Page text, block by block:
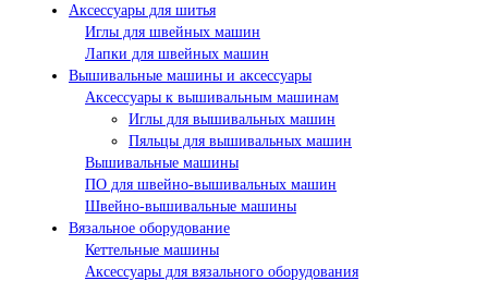
Аксессуары для шитья
Иглы для швейных машин
Лапки для швейных машин
Вышивальные машины и аксессуары
Аксессуары к вышивальным машинам
Иглы для вышивальных машин
Пяльцы для вышивальных машин
Вышивальные машины
ПО для швейно-вышивальных машин
Швейно-вышивальные машины
Вязальное оборудование
Кеттельные машины
Аксессуары для вязального оборудования